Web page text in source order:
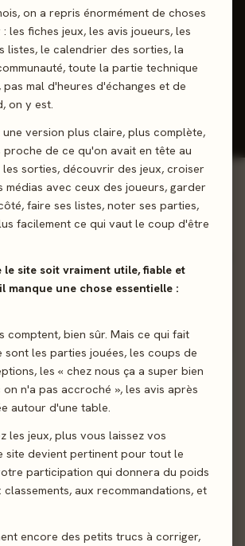
on a repris énormément de choses
les fiches jeux, les avis joueurs, les
listes, le calendrier des sorties, la
toute la partie technique
mal d'heures d'échanges et de
on y est.
version plus claire, plus complète,
de ce qu'on avait en tête au
sorties, découvrir des jeux, croiser
médias avec ceux des joueurs, garder
faire ses listes, noter ses parties,
facilement ce qui vaut le coup d'être
le site soit vraiment utile, fiable et
manque une chose essentielle :
comptent, bien sûr. Mais ce qui fait
sont les parties jouées, les coups de
les « chez nous ça a super bien
on n'a pas accroché », les avis après
autour d'une table.
les jeux, plus vous laissez vos
site devient pertinent pour tout le
participation qui donnera du poids
classements, aux recommandations, et
encore des petits trucs à corriger,
Envie de jouer Wishlist
avis
obtenir le moins de points
la partie !
19 juillet 2024
Damian Syta
Rebel Studio